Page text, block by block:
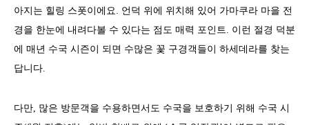
아지는 힐링 스폿이에요. 언덕 위에 위치해 있어 가마쿠라 마을 전
경을 한눈에 내려다볼 수 있다는 점도 매력 포인트. 이런 절경 덕분
에 매년 수국 시즌이 되면 수많은 꽃 구경객들이 하세데라를 찾는
답니다.
다만, 많은 방문객을 수용하면서도 수국을 보호하기 위해 수국 시